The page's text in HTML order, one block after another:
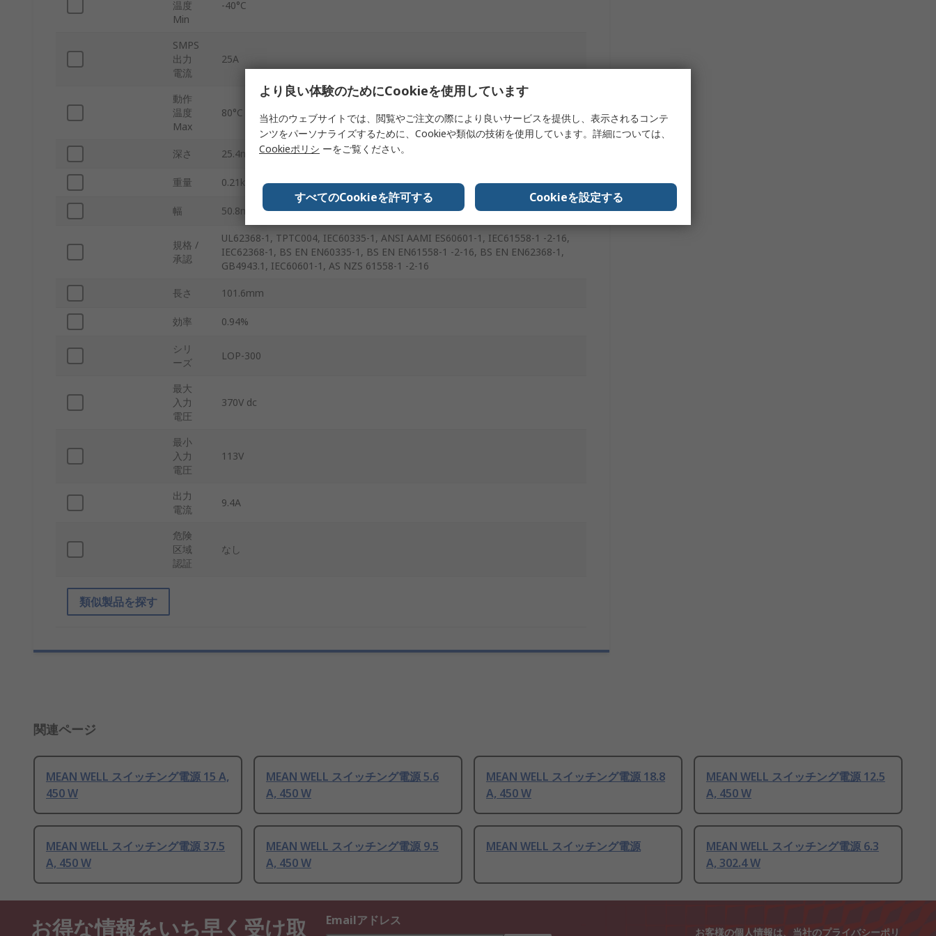
温度
Min
-40°C
SMPS
出力
電流
25A
動作
温度
Max
80°C
深さ 25.4mm
重量 0.21kg
幅 50.8mm
規格 /
承認
UL62368-1, TPTC004, IEC60335-1, ANSI AAMI ES60601-1, IEC61558-1 -2-16,
IEC62368-1, BS EN EN60335-1, BS EN EN61558-1 -2-16, BS EN EN62368-1,
GB4943.1, IEC60601-1, AS NZS 61558-1 -2-16
長さ 101.6mm
効率 0.94%
シリ
ーズ
LOP-300
最大
入力
電圧
370V dc
最小
入力
電圧
113V
出力
電流
9.4A
危険
区域
認証
なし
類似製品を探す
関連ページ
MEAN WELL スイッチング電源 15 A,
450 W
MEAN WELL スイッチング電源 5.6
A, 450 W
MEAN WELL スイッチング電源 18.8
A, 450 W
MEAN WELL スイッチング電源 12.5
A, 450 W
MEAN WELL スイッチング電源 37.5
A, 450 W
MEAN WELL スイッチング電源 9.5
A, 450 W
MEAN WELL スイッチング電源
MEAN WELL スイッチング電源 6.3
A, 302.4 W
お得な情報をいち早く受け取 Emailアドレス
お客様の個人情報は、当社のプライバシーポリ
より良い体験のためにCookieを使用しています
当社のウェブサイトでは、閲覧やご注文の際により良いサービスを提供し、表示されるコンテ
ンツをパーソナライズするために、Cookieや類似の技術を使用しています。詳細については、
Cookieポリシ ーをご覧ください。
すべてのCookieを許可する Cookieを設定する